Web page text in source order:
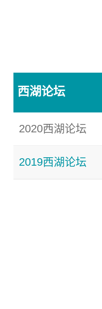
西湖论坛
2020西湖论坛
2019西湖论坛